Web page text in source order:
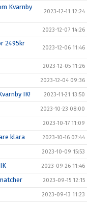
Kvarnby
2023-12-11 12:24
2023-12-07 14:26
2495kr
2023-12-06 11:46
2023-12-05 11:26
2023-12-04 09:36
IK! 2023-11-21 13:50
2023-10-23 08:00
2023-10-17 11:09
klara 2023-10-16 07:44
2023-10-09 15:53
2023-09-26 11:46
2023-09-15 12:15
2023-09-13 11:23